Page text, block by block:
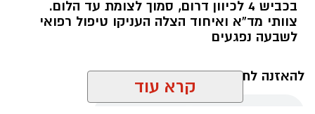
בכביש 4 לכיוון דרום, סמוך לצומת עד הלום.
צוותי מד”א ואיחוד הצלה העניקו טיפול רפואי
לשבעה נפגעים
להאזנה לתוכן: קרא עוד